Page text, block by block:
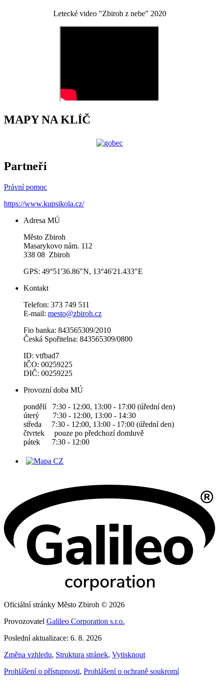
Letecké video "Zbiroh z nebe" 2020
MAPY NA KLÍČ
Partneři
Právní pomoc
https://www.kupsikola.cz/
Adresa MÚ
Město Zbiroh
Masarykovo nám. 112
338 08 Zbiroh
GPS: 49°51'36.86"N, 13°46'21.433"E
Kontakt
Telefon: 373 749 511
E-mail: mesto@zbiroh.cz
Fio banka: 843565309/2010
Česká Spořitelna: 843565309/0800
ID: vtfbad7
IČO: 00259225
DIČ: 00259225
Provozní doba MÚ
pondělí 7:30 - 12:00, 13:00 - 17:00 (úřední den)
úterý 7:30 - 12:00, 13:00 - 14:30
středa 7:30 - 12:00, 13:00 - 17:00 (úřední den)
čtvrtek pouze po předchozí domluvě
pátek 7:30 - 12:00
Oficiální stránky Město Zbiroh © 2026
Provozovatel Galileo Corporation s.r.o.
Poslední aktualizace: 6. 8. 2026
Změna vzhledu, Struktura stránek, Vytisknout
Prohlášení o přístupnosti, Prohlášení o ochraně soukromí